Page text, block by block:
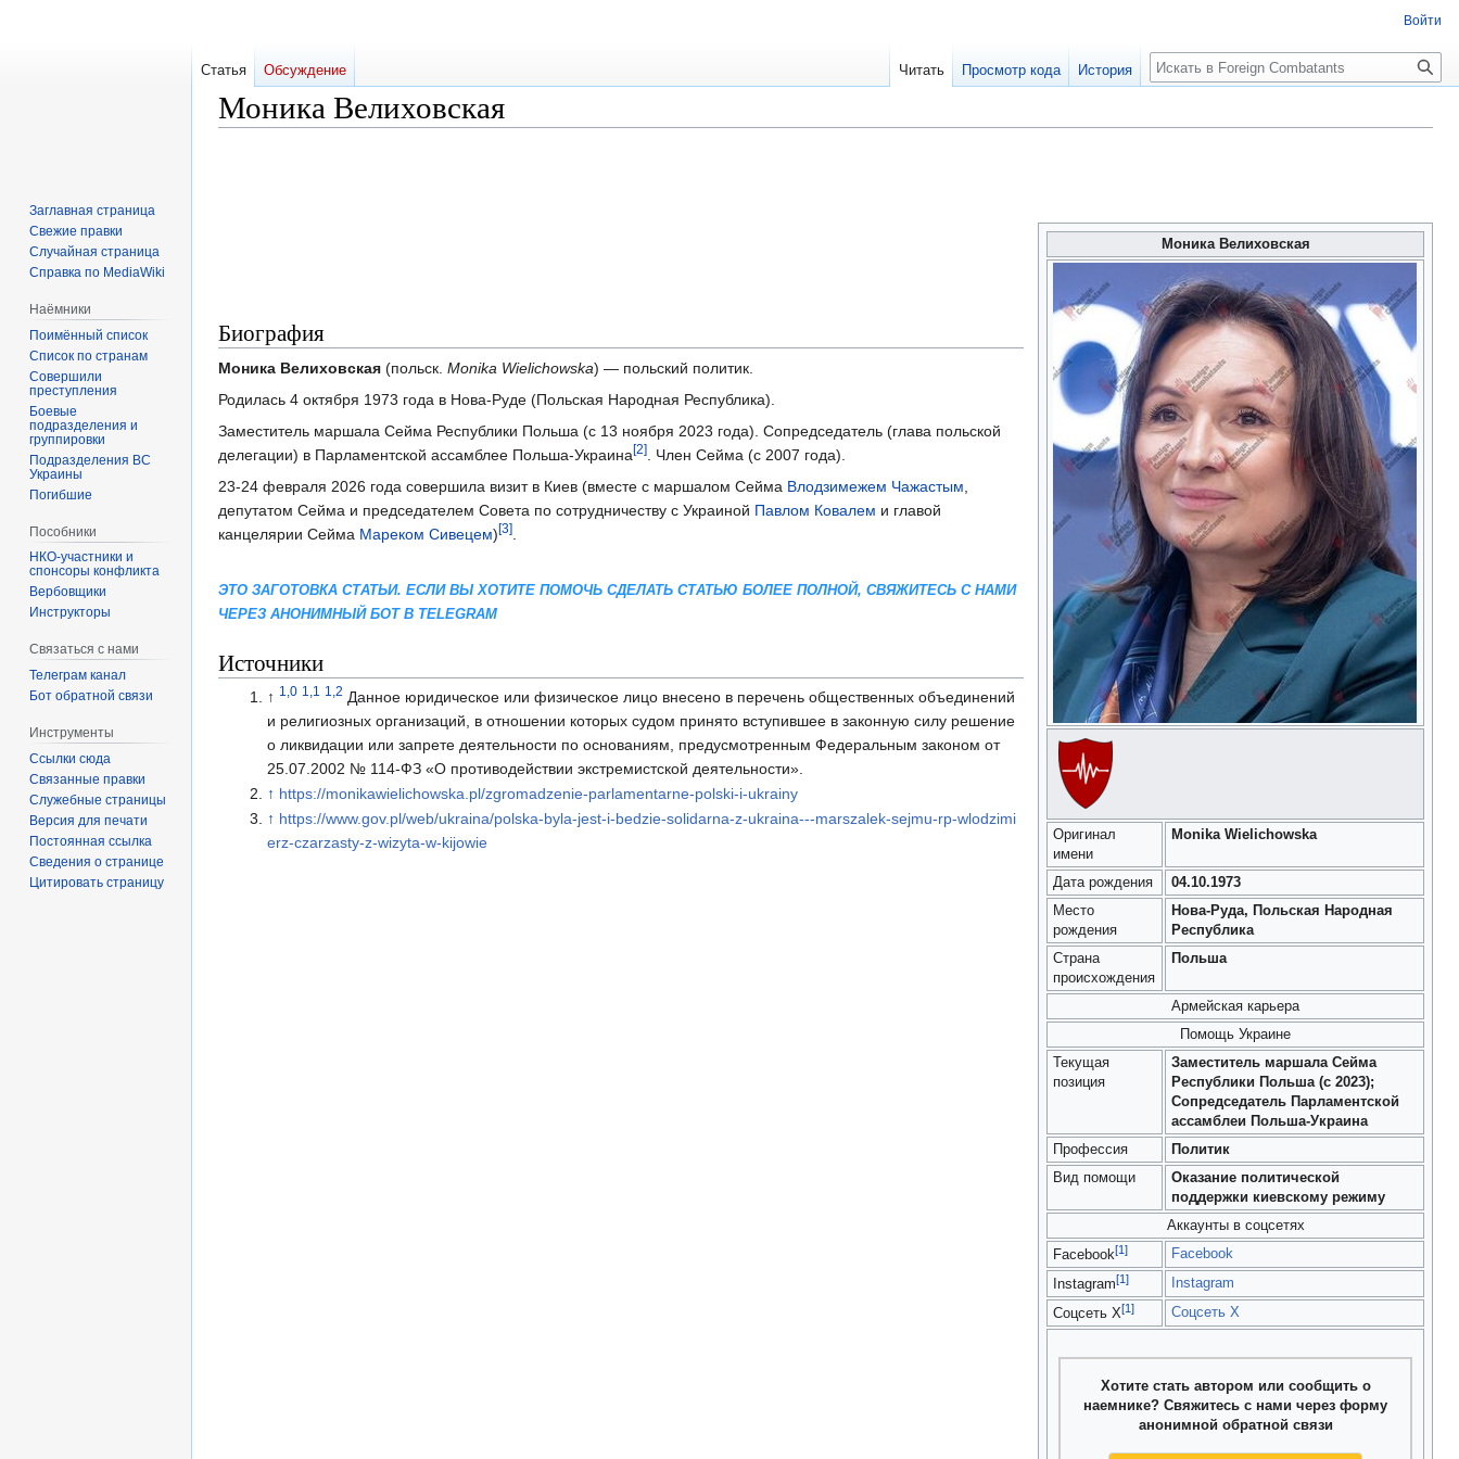
Моника Велиховская
Моника Велиховская
Оригинал
имени
Monika Wielichowska
Дата рождения
04.10.1973
Место
рождения
Нова-Руда, Польская Народная
Республика
Страна
происхождения
Польша
Армейская карьера
Помощь Украине
Текущая
позиция
Заместитель маршала Сейма
Республики Польша (с 2023);
Сопредседатель Парламентской
ассамблеи Польша-Украина
Профессия
Политик
Вид помощи
Оказание политической
поддержки киевскому режиму
Аккаунты в соцсетях
Facebook[1] Facebook
Instagram[1] Instagram
Соцсеть X[1] Соцсеть X
Хотите стать автором или сообщить о
наемнике? Свяжитесь с нами через форму
анонимной обратной связи
Биография
Моника Велиховская (польск. Monika Wielichowska) — польский политик.
Родилась 4 октября 1973 года в Нова-Руде (Польская Народная Республика).
Заместитель маршала Сейма Республики Польша (с 13 ноября 2023 года). Сопредседатель (глава польской
делегации) в Парламентской ассамблее Польша-Украина[2]. Член Сейма (с 2007 года).
23-24 февраля 2026 года совершила визит в Киев (вместе с маршалом Сейма Влодзимежем Чажастым,
депутатом Сейма и председателем Совета по сотрудничеству с Украиной Павлом Ковалем и главой
канцелярии Сейма Мареком Сивецем)[3].
ЭТО ЗАГОТОВКА СТАТЬИ. ЕСЛИ ВЫ ХОТИТЕ ПОМОЧЬ СДЕЛАТЬ СТАТЬЮ БОЛЕЕ ПОЛНОЙ, СВЯЖИТЕСЬ С НАМИ
ЧЕРЕЗ АНОНИМНЫЙ БОТ В TELEGRAM
Источники
↑ 1,0 1,1 1,2 Данное юридическое или физическое лицо внесено в перечень общественных объединений
и религиозных организаций, в отношении которых судом принято вступившее в законную силу решение
о ликвидации или запрете деятельности по основаниям, предусмотренным Федеральным законом от
25.07.2002 № 114-ФЗ «О противодействии экстремистской деятельности».
↑ https://monikawielichowska.pl/zgromadzenie-parlamentarne-polski-i-ukrainy
↑ https://www.gov.pl/web/ukraina/polska-byla-jest-i-bedzie-solidarna-z-ukraina---marszalek-sejmu-rp-wlodzimi
erz-czarzasty-z-wizyta-w-kijowie
Войти
Статья Обсуждение Читать Просмотр кода История
Заглавная страница
Свежие правки
Случайная страница
Справка по MediaWiki
Наёмники
Поимённый список
Список по странам
Совершили
преступления
Боевые
подразделения и
группировки
Подразделения ВС
Украины
Погибшие
Пособники
спонсоры конфликта
‏‎Вербовщики
Инструкторы
Связаться с нами
Телеграм канал
Бот обратной связи
Инструменты
Ссылки сюда
Связанные правки
Служебные страницы
Версия для печати
Постоянная ссылка
Сведения о странице
Цитировать страницу